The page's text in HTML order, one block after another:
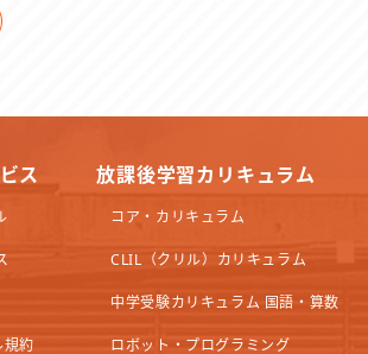
ス
約
放課後学習カリキュラム
コア・カリキュラム
CLIL（クリル）カリキュラム
中学受験カリキュラム 国語・算数
ロボット・プログラミング